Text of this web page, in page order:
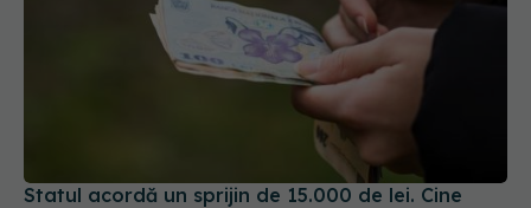
Statul acordă un sprijin de 15.000 de lei. Cine
poate depune cererea din 17 august
04 aug 2026, 21:01